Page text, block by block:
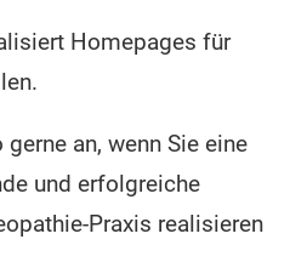
Homepages für
an, wenn Sie eine
und erfolgreiche
Praxis realisieren